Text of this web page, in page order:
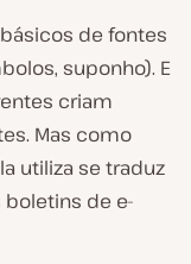
de fontes
suponho). E
criam
Mas como
utiliza se traduz
boletins de e-